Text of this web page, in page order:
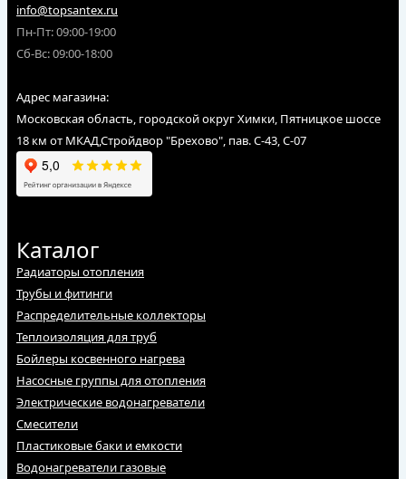
info@topsantex.ru
Пн-Пт: 09:00-19:00
Сб-Вс: 09:00-18:00
Адрес магазина:
Московская область, городской округ Химки, Пятницкое шоссе
18 км от МКАД,Стройдвор "Брехово", пав. С-43, С-07
Каталог
Радиаторы отопления
Трубы и фитинги
Распределительные коллекторы
Теплоизоляция для труб
Бойлеры косвенного нагрева
Насосные группы для отопления
Электрические водонагреватели
Смесители
Пластиковые баки и емкости
Водонагреватели газовые